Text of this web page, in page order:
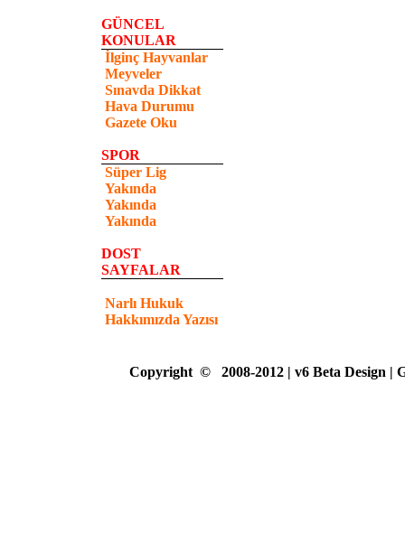
GÜNCEL
KONULAR
İlginç Hayvanlar
Meyveler
Sınavda Dikkat
Hava Durumu
Gazete Oku
SPOR
Süper Lig
Yakında
Yakında
Yakında
DOST
SAYFALAR
Narlı Hukuk
Hakkımızda Yazısı
Copyright © 2008-2012 | v6 Beta Design